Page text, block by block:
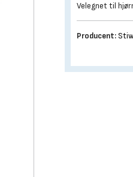
Velegnet til
Producent: